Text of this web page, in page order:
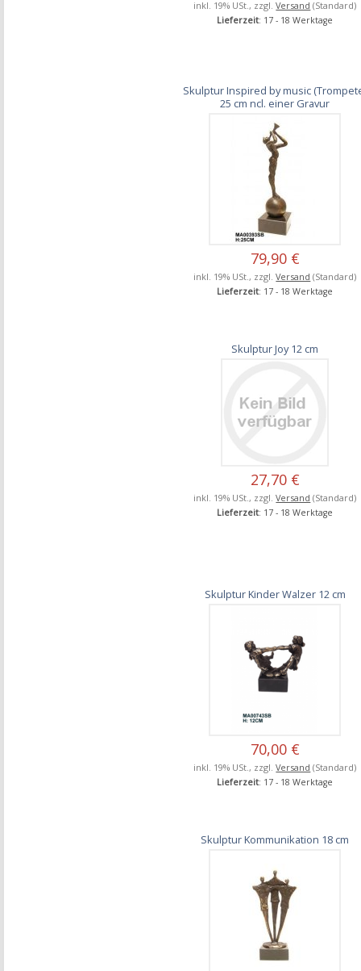
inkl. 19% USt., zzgl.Versand (Standard)
Lieferzeit: 17 - 18 Werktage
Skulptur Inspired by music
25 cm ncl. einer Gravur
79,90 €
inkl. 19% USt., zzgl.Versand (Standard)
Lieferzeit: 17 - 18 Werktage
Skulptur Joy 12 cm
27,70 €
inkl. 19% USt., zzgl.Versand (Standard)
Lieferzeit: 17 - 18 Werktage
Skulptur Kinder Walzer 12 cm
70,00 €
inkl. 19% USt., zzgl.Versand (Standard)
Lieferzeit: 17 - 18 Werktage
Skulptur Kommunikation 18 cm